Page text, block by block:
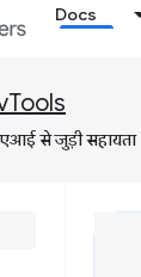
Docs
एआई से जुड़ी सहायता